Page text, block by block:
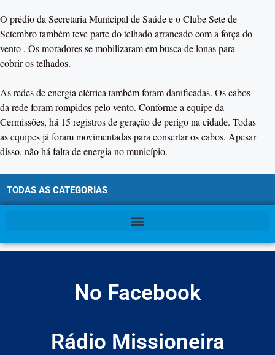
O prédio da Secretaria Municipal de Saúde e o Clube Sete de
Setembro também teve parte do telhado arrancado com a força do
vento . Os moradores se mobilizaram em busca de lonas para
cobrir os telhados.
As redes de energia elétrica também foram danificadas. Os cabos
da rede foram rompidos pelo vento. Conforme a equipe da
Cermissões, há 15 registros de geração de perigo na cidade. Todas
as equipes já foram movimentadas para consertar os cabos. Apesar
disso, não há falta de energia no município.
TODAS AS CATEGORIAS
No Facebook
Rádio Missioneira